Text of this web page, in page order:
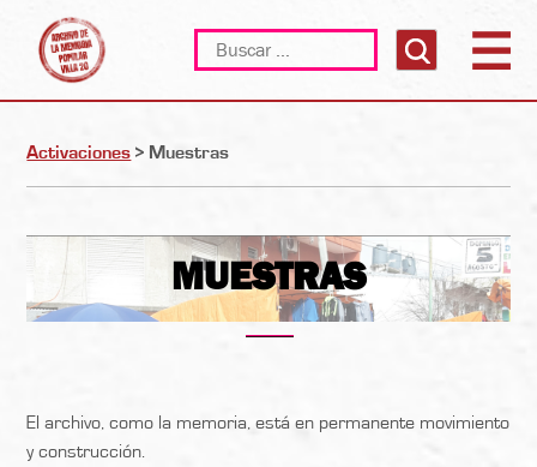
content
Buscar:
Activaciones > Muestras
MUESTRAS
El archivo, como la memoria, está en permanente movimiento
y construcción.